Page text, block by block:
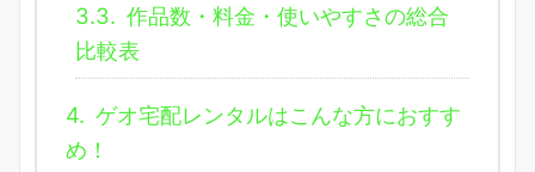
3.3. 作品数・料金・使いやすさの総合
比較表
4. ゲオ宅配レンタルはこんな方におすす
め！